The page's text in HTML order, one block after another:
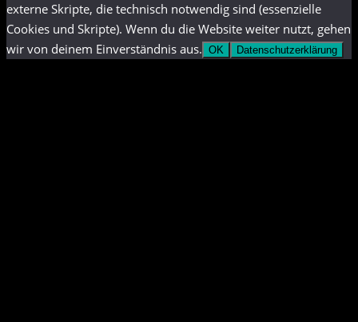
externe Skripte, die technisch notwendig sind (essenzielle
Cookies und Skripte). Wenn du die Website weiter nutzt, gehen
wir von deinem Einverständnis aus. OK Datenschutzerklärung